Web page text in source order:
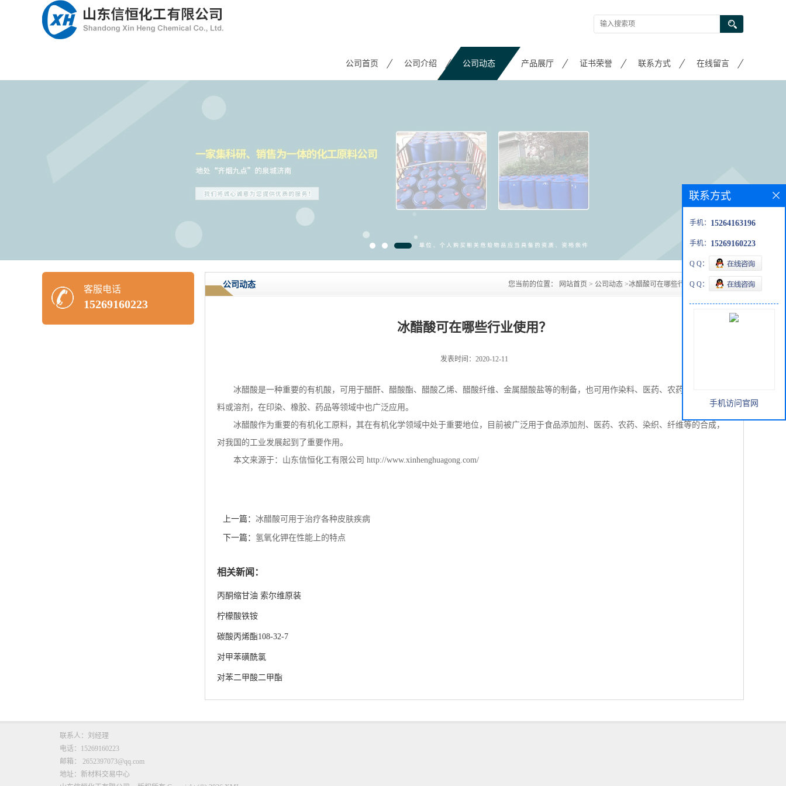
公司首页 公司介绍 公司动态 产品展厅 证书荣誉 联系方式 在线留言
客服电话
15269160223
公司动态 您当前的位置： 网站首页 > 公司动态 >冰醋酸可在哪些行业使用？
冰醋酸可在哪些行业使用？
发表时间：2020-12-11
冰醋酸是一种重要的有机酸，可用于醋酐、醋酸酯、醋酸乙烯、醋酸纤维、金属醋酸盐等的制备，也可用作染料、医药、农药等行业的原
料或溶剂，在印染、橡胶、药品等领域中也广泛应用。
冰醋酸作为重要的有机化工原料，其在有机化学领域中处于重要地位，目前被广泛用于食品添加剂、医药、农药、染织、纤维等的合成，
对我国的工业发展起到了重要作用。
本文来源于：山东信恒化工有限公司 http://www.xinhenghuagong.com/
上一篇： 冰醋酸可用于治疗各种皮肤疾病
下一篇： 氢氧化钾在性能上的特点
相关新闻：
丙酮缩甘油 索尔维原装
柠檬酸铁铵
碳酸丙烯酯108-32-7
对甲苯磺酰氯
对苯二甲酸二甲酯
联系方式
手机： 15264163196
手机： 15269160223
Q Q：
Q Q：
手机访问官网
联系人：刘经理
电话：15269160223
邮箱： 2652397073@qq.com
地址：新材料交易中心